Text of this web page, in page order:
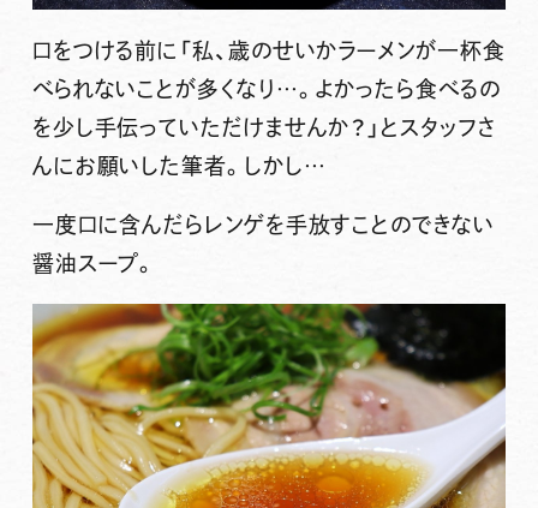
口をつける前に「私、歳のせいかラーメンが一杯食
べられないことが多くなり…。よかったら食べるの
を少し手伝っていただけませんか？」とスタッフさ
んにお願いした筆者。しかし…
一度口に含んだらレンゲを手放すことのできない
醤油スープ。